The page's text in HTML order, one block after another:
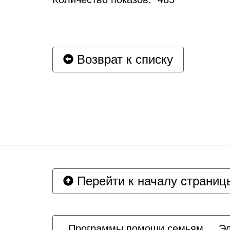
Возврат к списку
Перейти к началу